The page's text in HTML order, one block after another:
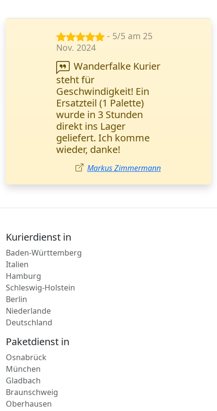
- 5/5 am 23
Juni 2024
Ihr Kurierdienst
steht für
Zuverlässigkeit. Alle
Sendungen werden
pünktlich geliefert, und
unsere Kunden sind
zufrieden. Petrović
Milena,
Vertriebsmanagerin,
Leipzig.
Kurierdienst in
Baden-Württemberg
Italien
Hamburg
Schleswig-Holstein
Berlin
Deutschland
Paketdienst in
Osnabrück
München
Gladbach